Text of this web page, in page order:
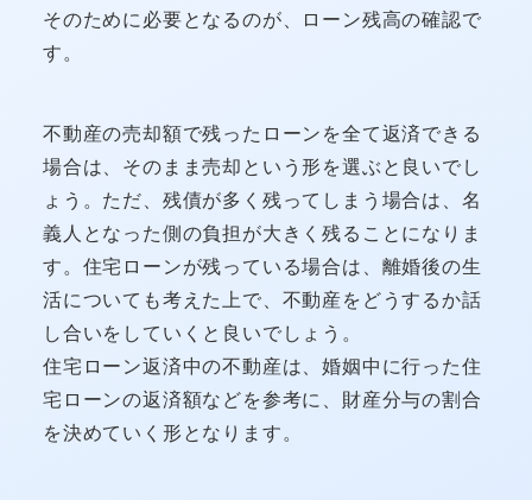
そのために必要となるのが、ローン残高の確認で
す。
不動産の売却額で残ったローンを全て返済できる
場合は、そのまま売却という形を選ぶと良いでし
ょう。ただ、残債が多く残ってしまう場合は、名
義人となった側の負担が大きく残ることになりま
す。住宅ローンが残っている場合は、離婚後の生
活についても考えた上で、不動産をどうするか話
し合いをしていくと良いでしょう。
住宅ローン返済中の不動産は、婚姻中に行った住
宅ローンの返済額などを参考に、財産分与の割合
を決めていく形となります。